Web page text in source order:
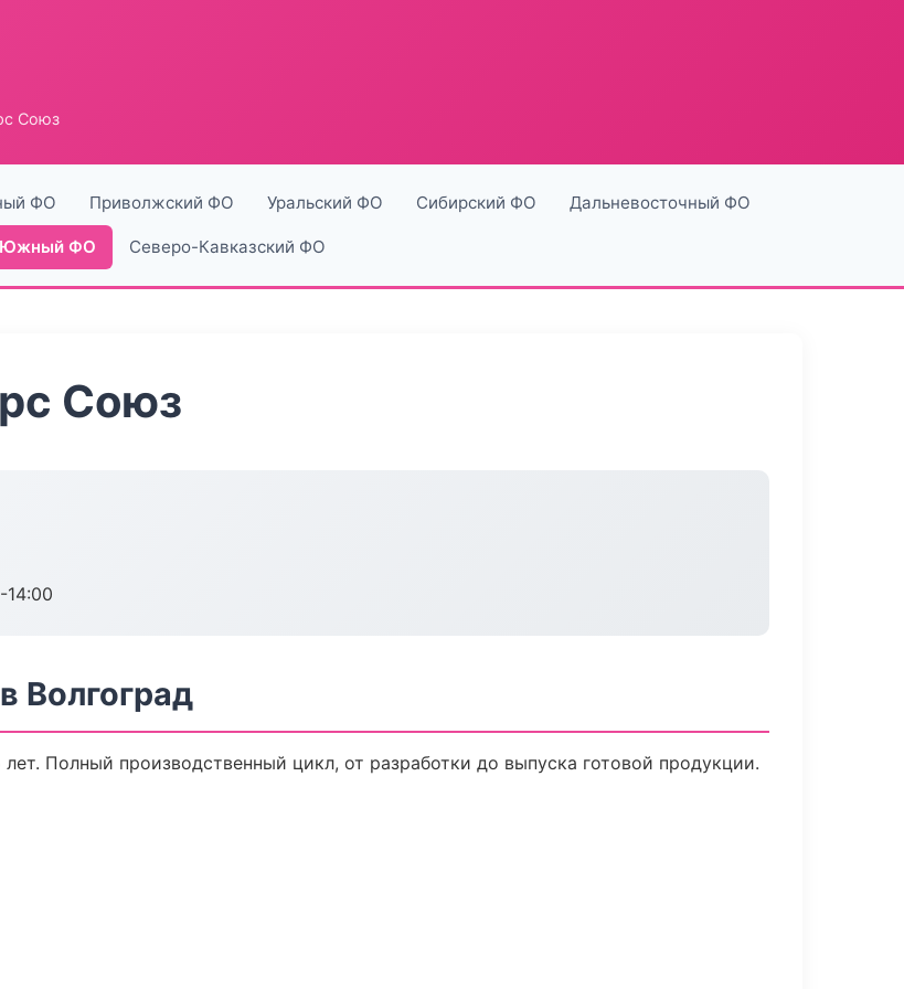
Союз
ФО Приволжский ФО Уральский ФО Сибирский ФО Дальневосточный ФО
Южный ФО Северо-Кавказский ФО
Союз
14:00
Волгоград
Полный производственный цикл, от разработки до выпуска готовой продукции.